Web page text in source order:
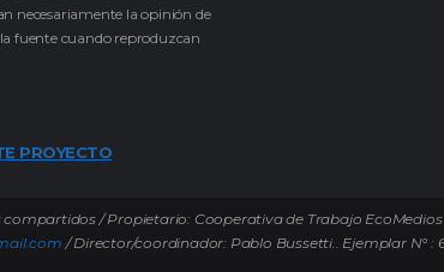
necesariamente la opinión de
fuente cuando reproduzcan
PROYECTO
/ Propietario: Cooperativa de Trabajo
/ Director/coordinador: Pablo Bussetti.. Ejemplar N° :